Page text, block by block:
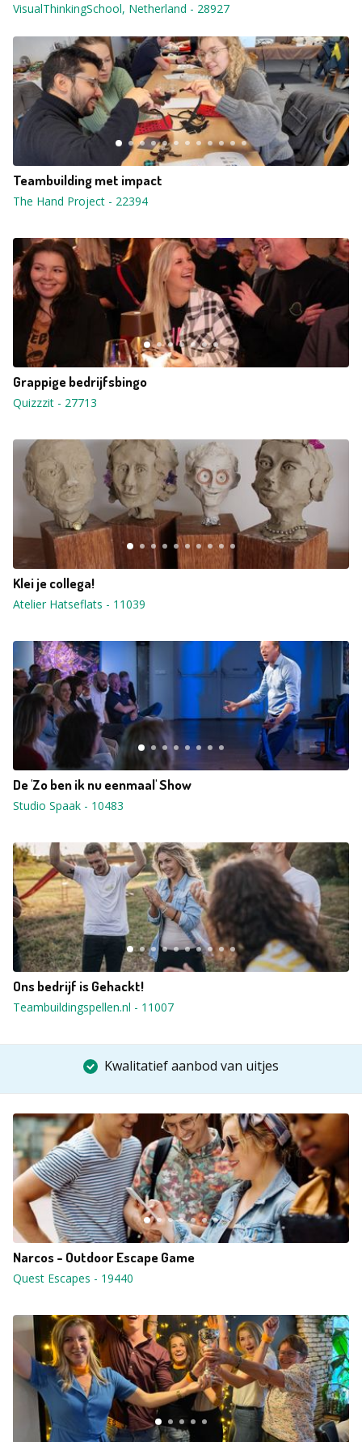
VisualThinkingSchool, Netherland - 28927
Teambuilding met impact
The Hand Project - 22394
Grappige bedrijfsbingo
Quizzzit - 27713
Klei je collega!
Atelier Hatseflats - 11039
De 'Zo ben ik nu eenmaal' Show
Studio Spaak - 10483
Ons bedrijf is Gehackt!
Teambuildingspellen.nl - 11007
Kwalitatief aanbod van uitjes
Narcos - Outdoor Escape Game
Quest Escapes - 19440